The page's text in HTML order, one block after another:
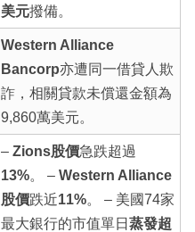
美元撥備。
Western Alliance
Bancorp亦遭同一借貸人欺
詐，相關貸款未償還金額為
9,860萬美元。
– Zions股價急跌超過
13%。 – Western Alliance
股價跌近11%。 – 美國74家
最大銀行的市值單日 蒸發超